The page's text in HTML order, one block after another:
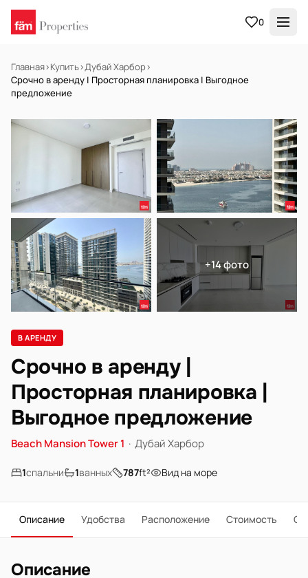
0
Главная›Купить›Дубай Харбор›
Срочно в аренду | Просторная планировка | Выгодное
предложение
В АРЕНДУ Готов к заселению
+14 фото
В АРЕНДУ
Срочно в аренду |
Просторная планировка |
Выгодное предложение
Beach Mansion Tower 1 · Дубай Харбор
1спальни 1ванных 787ft² Вид на море
Описание Удобства Расположение Стоимость О
Описание